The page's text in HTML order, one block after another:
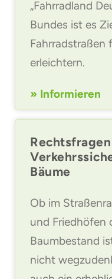
„Fahrradland
Bundes ist es
Fahrradstraßen
erleichtern.
» Informieren
Bäume
Ob im
und Friedhöfen
Baumbestand
nicht